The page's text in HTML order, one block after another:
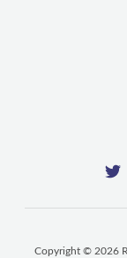
Copyright © 2026